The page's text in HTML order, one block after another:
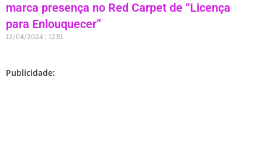
marca presença no Red Carpet de “Licença
para Enlouquecer”
12/04/2024 12:51
Publicidade: